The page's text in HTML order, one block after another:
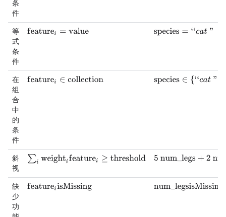
条
件
等
式
条
件
featurei= val ue species= ‘‘c at"
在
组
合
中
的
条
件
featurei∈ co lection species∈{‘ cat",‘‘do g
斜
视
∑i w eightifeaturei≥thre ho ld 5 num_legs+ 2n um_
缺
少
功
featureiisMissing num_legsisMissing